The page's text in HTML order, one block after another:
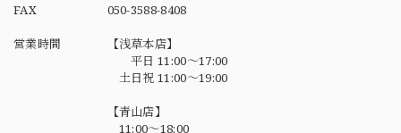
FAX 050-3588-8408
営業時間
【浅草本店】
平日 11:00～17:00
土日祝 11:00～19:00
【青山店】
11:00～18:00